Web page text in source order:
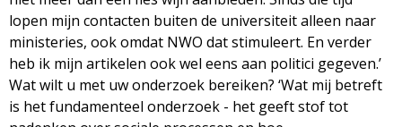
lopen mijn contacten buiten de universiteit alleen naar
ministeries, ook omdat NWO dat stimuleert. En verder
heb ik mijn artikelen ook wel eens aan politici gegeven.’
Wat wilt u met uw onderzoek bereiken? ‘Wat mij betreft
is het fundamenteel onderzoek - het geeft stof tot